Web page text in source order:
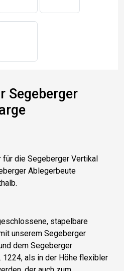
Segeberger
die Segeberger Vertikal
Ablegerbeute
stapelbare
unserem Segeberger
dem Segeberger
als in der Höhe flexibler